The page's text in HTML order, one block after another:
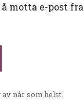
motta e-post fra
av når som helst.